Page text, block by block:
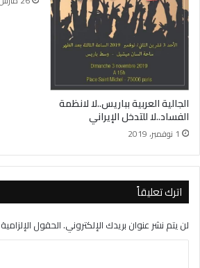
الجالية العربية بباريس..لا لانظمة
الفساد..لا للتدخل الإيراني
1 نوفمبر، 2019
اترك تعليقاً
لن يتم نشر عنوان بريدك الإلكتروني.الحقول